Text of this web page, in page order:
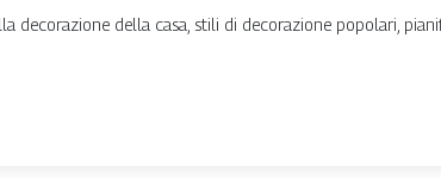
decorazione della casa, stili di decorazione popolari,